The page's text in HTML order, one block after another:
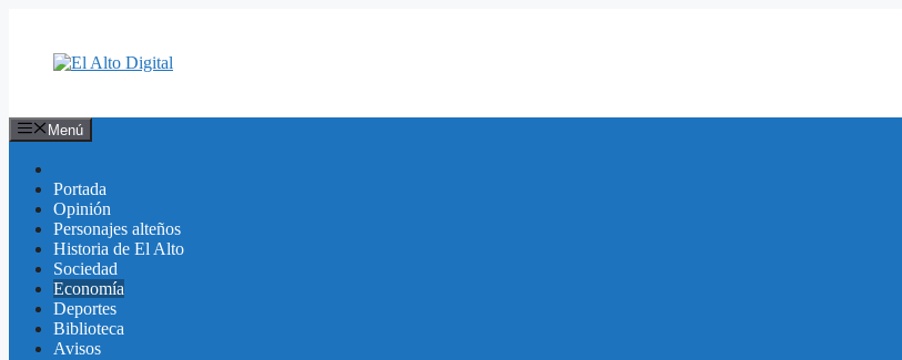
contenido
Menú
Portada
Opinión
Personajes alteños
Historia de El Alto
Sociedad
Economía
Deportes
Biblioteca
Avisos